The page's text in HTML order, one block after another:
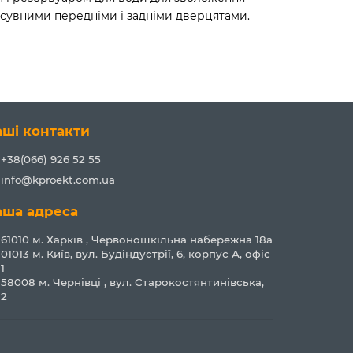
передніми і задніми дверцятами.
контакти
+38(066) 926 52 55
info@kproekt.com.ua
адреса
61010 м. Харків , Червоношкільна набережна 18а
01013 м. Київ, вул. Будіндустрії, 6, корпус А, офіс
1
58008 м. Чернівці , вул. Старокостянтинівська,
2